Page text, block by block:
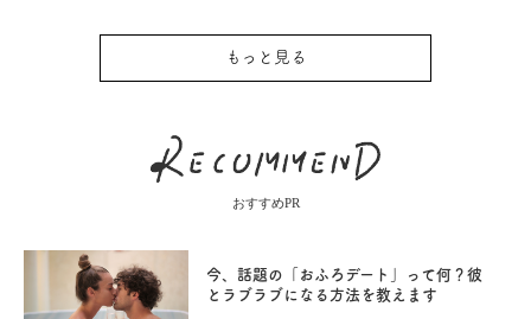
もっと見る
おすすめPR
今、話題の「おふろデート」って何？彼
とラブラブになる方法を教えます